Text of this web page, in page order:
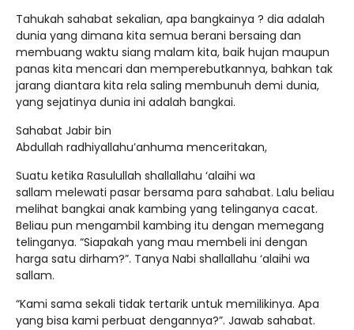
Tahukah sahabat sekalian, apa bangkainya ? dia adalah
dunia yang dimana kita semua berani bersaing dan
membuang waktu siang malam kita, baik hujan maupun
panas kita mencari dan memperebutkannya, bahkan tak
jarang diantara kita rela saling membunuh demi dunia,
yang sejatinya dunia ini adalah bangkai.
Sahabat Jabir bin
Abdullah radhiyallahu’anhuma menceritakan,
Suatu ketika Rasulullah shallallahu ‘alaihi wa
sallam melewati pasar bersama para sahabat. Lalu beliau
melihat bangkai anak kambing yang telinganya cacat.
Beliau pun mengambil kambing itu dengan memegang
telinganya. “Siapakah yang mau membeli ini dengan
harga satu dirham?”. Tanya Nabi shallallahu ‘alaihi wa
sallam.
“Kami sama sekali tidak tertarik untuk memilikinya. Apa
yang bisa kami perbuat dengannya?”. Jawab sahabat.